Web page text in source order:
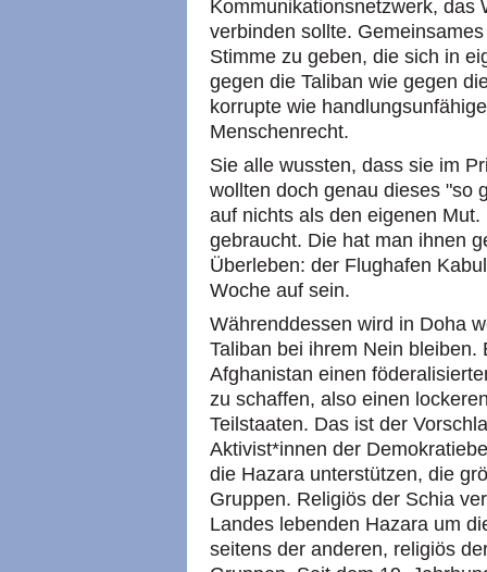
Kommunikationsnetzwerk, das
verbinden sollte.
Stimme zu geben, die sich in
gegen die Taliban wie gegen
korrupte wie
Menschenrecht.
Sie alle wussten, dass sie im
wollten doch genau dieses "so
auf nichts als den eigenen
gebraucht. Die hat man ihnen
Überleben: der Flughafen
Woche auf sein.
Währenddessen wird in Doha
Taliban bei ihrem Nein
Afghanistan einen
zu schaffen, also einen
Teilstaaten. Das ist der
Aktivist*innen der
die Hazara unterstützen, die
Gruppen. Religiös der Schia
Landes lebenden Hazara um
seitens der anderen, religiös